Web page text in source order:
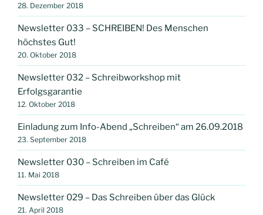
28. Dezember 2018
Newsletter 033 – SCHREIBEN! Des Menschen
höchstes Gut!
20. Oktober 2018
Newsletter 032 – Schreibworkshop mit
Erfolgsgarantie
12. Oktober 2018
Einladung zum Info-Abend „Schreiben“ am 26.09.2018
23. September 2018
Newsletter 030 – Schreiben im Café
11. Mai 2018
Newsletter 029 – Das Schreiben über das Glück
21. April 2018